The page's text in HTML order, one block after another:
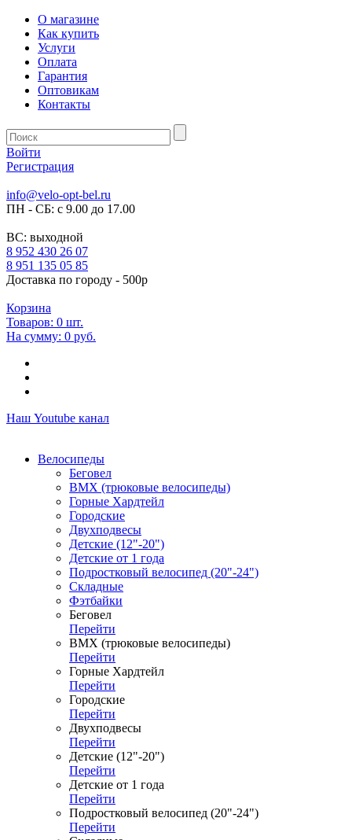
О магазине
Как купить
Услуги
Оплата
Гарантия
Оптовикам
Контакты
Войти
Регистрация
info@velo-opt-bel.ru
ПН - СБ: с 9.00 до 17.00
ВС: выходной
8 952 430 26 07
8 951 135 05 85
Доставка по городу - 500р
Корзина
Товаров: 0 шт.
На сумму: 0 руб.
Наш Youtube канал
Велосипеды
Беговел
ВМХ (трюковые велосипеды)
Горные Хардтейл
Городские
Двухподвесы
Детские (12"-20")
Детские от 1 года
Подростковый велосипед (20"-24")
Складные
Фэтбайки
Беговел
Перейти
ВМХ (трюковые велосипеды)
Перейти
Горные Хардтейл
Перейти
Городские
Перейти
Двухподвесы
Перейти
Детские (12"-20")
Перейти
Детские от 1 года
Перейти
Подростковый велосипед (20"-24")
Перейти